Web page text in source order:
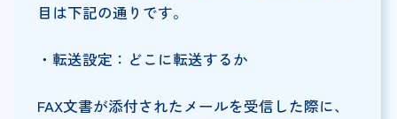
目は下記の通りです。
・転送設定：どこに転送するか
FAX文書が添付されたメールを受信した際に、